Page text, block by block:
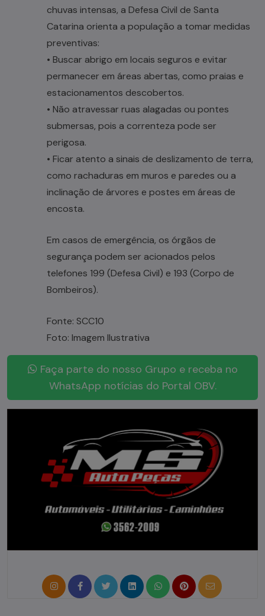
chuvas intensas, a Defesa Civil de Santa
Catarina orienta a população a tomar medidas
preventivas:
• Buscar abrigo em locais seguros e evitar
permanecer em áreas abertas, como praias e
estacionamentos descobertos.
• Não atravessar ruas alagadas ou pontes
submersas, pois a correnteza pode ser
perigosa.
• Ficar atento a sinais de deslizamento de terra,
como rachaduras em muros e paredes ou a
inclinação de árvores e postes em áreas de
encosta.
Em casos de emergência, os órgãos de
segurança podem ser acionados pelos
telefones 199 (Defesa Civil) e 193 (Corpo de
Bombeiros).
Fonte: SCC10
Foto: Imagem Ilustrativa
Faça parte do nosso Grupo e receba no
WhatsApp notícias do Portal OBV.